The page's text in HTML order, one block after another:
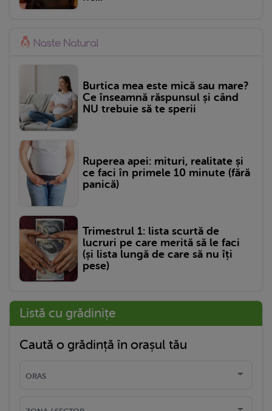
Burtica mea este mică sau mare?
Ce înseamnă răspunsul și când
NU trebuie să te sperii
Ruperea apei: mituri, realitate și
ce faci în primele 10 minute (fără
panică)
Trimestrul 1: lista scurtă de
lucruri pe care merită să le faci
(și lista lungă de care să nu îți
pese)
Listă cu grădinițe
Caută o grădință în orașul tău